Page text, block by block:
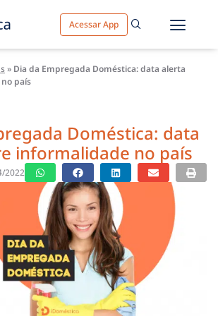
Acessar App
» Dia da Empregada Doméstica: data alerta
país
Doméstica: data
informalidade no país
2022